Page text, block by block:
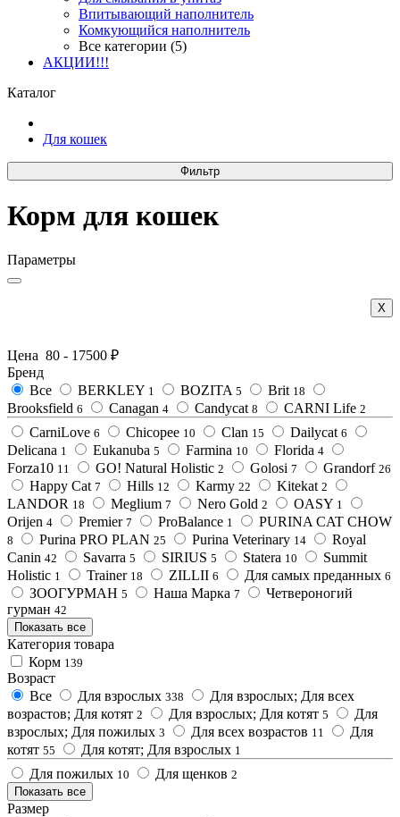
Впитывающий наполнитель
Комкующийся наполнитель
Все категории (5)
АКЦИИ!!!
Каталог
Для кошек
Фильтр
Корм для кошек
Параметры
Х
Цена 80 - 17500 ₽
Бренд
Все
BERKLEY 1 BOZITA 5 Brit 18
Brooksfield 6 Canagan 4 Candycat 8 CARNI Life 2
CarniLove 6 Chicopee 10 Clan 15 Dailycat 6
Delicana 1 Eukanuba 5 Farmina 10 Florida 4
Forza10 11 GO! Natural Holistic 2 Golosi 7 Grandorf 26
Happy Cat 7 Hills 12 Karmy 22 Kitekat 2
LANDOR 18 Meglium 7 Nero Gold 2 OASY 1
Orijen 4 Premier 7 ProBalance 1 PURINA CAT CHOW
8 Purina PRO PLAN 25 Purina Veterinary 14
Royal
Canin 42 Savarra 5 SIRIUS 5 Statera 10
Summit
Holistic 1 Trainer 18 ZILLII 6 Для самых преданных 6
ЗООГУРМАН 5 Наша Марка 7
Четвероногий
гурман 42
Показать все
Категория товара
Корм 139
Возраст
Все
Для взрослых 338
Для взрослых; Для всех
возрастов; Для котят 2 Для взрослых; Для котят 5
Для
взрослых; Для пожилых 3 Для всех возрастов 11
Для
котят 55 Для котят; Для взрослых 1
Для пожилых 10 Для щенков 2
Показать все
Размер